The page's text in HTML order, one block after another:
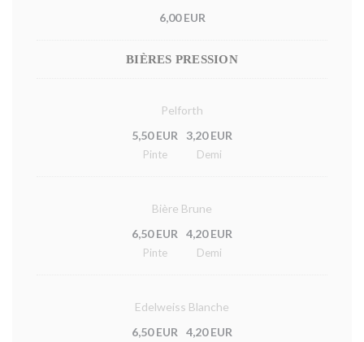
6,00 EUR
BIÈRES PRESSION
Pelforth
5,50 EUR
Pinte
3,20 EUR
Demi
Bière Brune
6,50 EUR
Pinte
4,20 EUR
Demi
Edelweiss Blanche
6,50 EUR
4,20 EUR